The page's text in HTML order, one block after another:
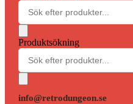
Produktsökning
info@retrodungeon.se